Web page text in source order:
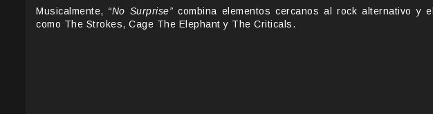
Musicalmente, “No Surprise” combina elementos cercanos al rock alternativo y
como The Strokes, Cage The Elephant y The Criticals.